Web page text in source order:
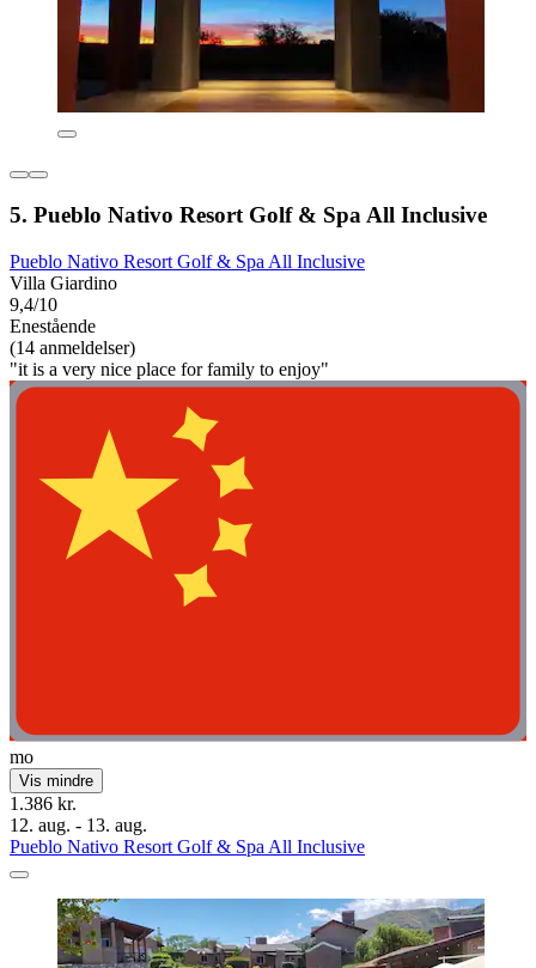
5. Pueblo Nativo Resort Golf & Spa All Inclusive
Pueblo Nativo Resort Golf & Spa All Inclusive
Villa Giardino
9,4/10
Enestående
(14 anmeldelser)
"it is a very nice place for family to enjoy"
mo
Vis mindre
1.386 kr.
12. aug. - 13. aug.
Pueblo Nativo Resort Golf & Spa All Inclusive